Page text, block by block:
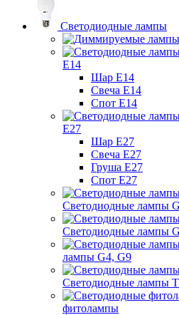
Светодиодные лампы
Е14
Шар Е14
Свеча Е14
Спот Е14
Е27
Шар Е27
Свеча Е27
Груша Е27
Спот Е27
Светодиодные лампы
Светодиодные лампы
лампы G4, G9
Светодиодные лампы
фитолампы